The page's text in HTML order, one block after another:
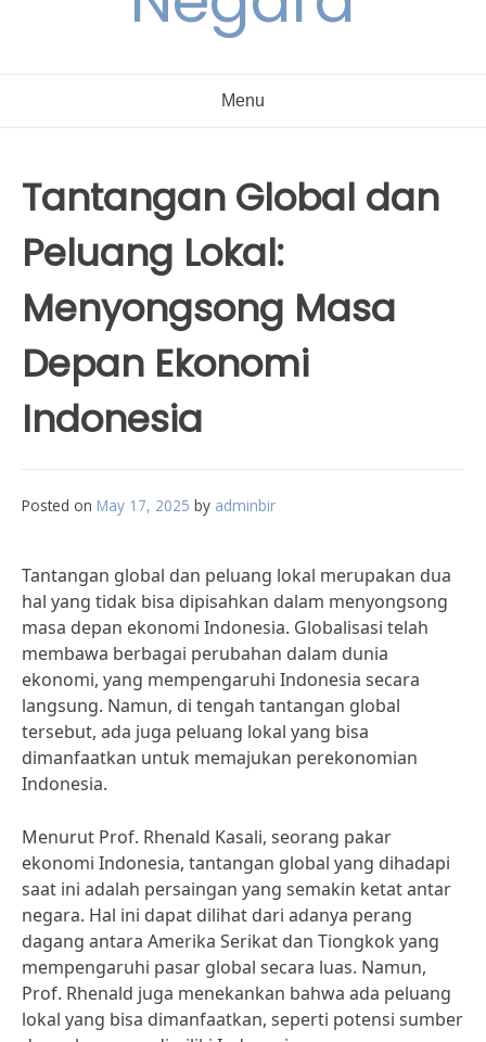
Menu
Tantangan Global dan
Peluang Lokal:
Menyongsong Masa
Depan Ekonomi
Indonesia
Posted on May 17, 2025 by adminbir
Tantangan global dan peluang lokal merupakan dua
hal yang tidak bisa dipisahkan dalam menyongsong
masa depan ekonomi Indonesia. Globalisasi telah
membawa berbagai perubahan dalam dunia
ekonomi, yang mempengaruhi Indonesia secara
langsung. Namun, di tengah tantangan global
tersebut, ada juga peluang lokal yang bisa
dimanfaatkan untuk memajukan perekonomian
Indonesia.
Menurut Prof. Rhenald Kasali, seorang pakar
ekonomi Indonesia, tantangan global yang dihadapi
saat ini adalah persaingan yang semakin ketat antar
negara. Hal ini dapat dilihat dari adanya perang
dagang antara Amerika Serikat dan Tiongkok yang
mempengaruhi pasar global secara luas. Namun,
Prof. Rhenald juga menekankan bahwa ada peluang
lokal yang bisa dimanfaatkan, seperti potensi sumber